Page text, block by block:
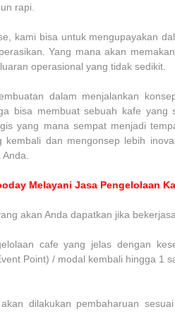
rapi.
kami bisa untuk mengupayakan
Yang mana akan
operasional yang tidak sedikit.
dalam menjalankan
bisa membuat sebuah kafe
yang mana sempat menjadi
kembali dan mengonsep lebih
Melayani Jasa Pengelolaan
akan Anda dapatkan jika
cafe yang jelas dengan
Point) / modal kembali hingga 1
dilakukan pembaharuan